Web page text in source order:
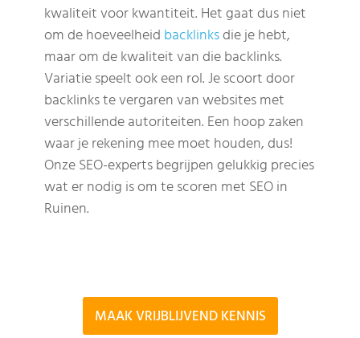
kwaliteit voor kwantiteit. Het gaat dus niet
om de hoeveelheid backlinksdie je hebt,
maar om de kwaliteit van die backlinks.
Variatie speelt ook een rol. Je scoort door
backlinks te vergaren van websites met
verschillende autoriteiten. Een hoop zaken
waar je rekening mee moet houden, dus!
Onze SEO-experts begrijpen gelukkig precies
wat er nodig is om te scoren met SEO in
Ruinen.
MAAK VRIJBLIJVEND KENNIS